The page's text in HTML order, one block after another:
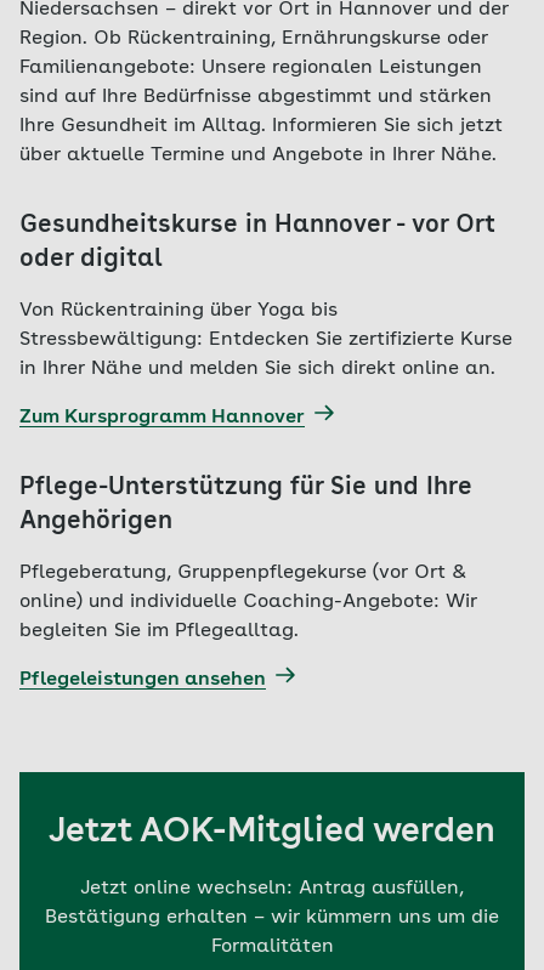
Niedersachsen – direkt vor Ort in Hannover und der
Region. Ob Rückentraining, Ernährungskurse oder
Familienangebote: Unsere regionalen Leistungen
sind auf Ihre Bedürfnisse abgestimmt und stärken
Ihre Gesundheit im Alltag. Informieren Sie sich jetzt
über aktuelle Termine und Angebote in Ihrer Nähe.
Gesundheitskurse in Hannover - vor Ort
oder digital
Von Rückentraining über Yoga bis
Stressbewältigung: Entdecken Sie zertifizierte Kurse
in Ihrer Nähe und melden Sie sich direkt online an.
Zum Kursprogramm Hannover
Pflege-Unterstützung für Sie und Ihre
Angehörigen
Pflegeberatung, Gruppenpflegekurse (vor Ort &
online) und individuelle Coaching-Angebote: Wir
begleiten Sie im Pflegealltag.
Pflegeleistungen ansehen
Jetzt AOK-Mitglied werden
Jetzt online wechseln: Antrag ausfüllen,
Bestätigung erhalten – wir kümmern uns um die
Formalitäten